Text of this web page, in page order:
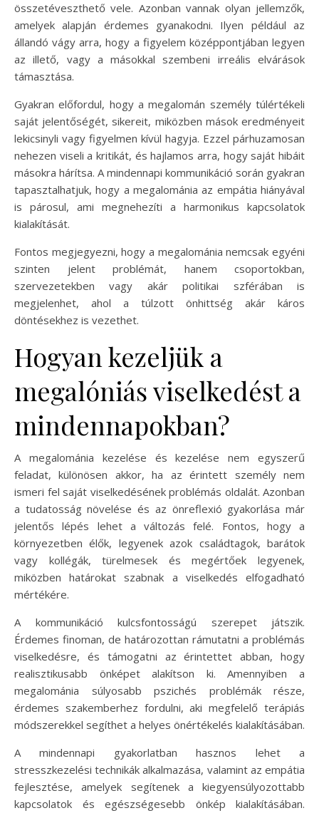
összetéveszthető vele. Azonban vannak olyan jellemzők,
amelyek alapján érdemes gyanakodni. Ilyen például az
állandó vágy arra, hogy a figyelem középpontjában legyen
az illető, vagy a másokkal szembeni irreális elvárások
támasztása.
Gyakran előfordul, hogy a megalomán személy túlértékeli
saját jelentőségét, sikereit, miközben mások eredményeit
lekicsinyli vagy figyelmen kívül hagyja. Ezzel párhuzamosan
nehezen viseli a kritikát, és hajlamos arra, hogy saját hibáit
másokra hárítsa. A mindennapi kommunikáció során gyakran
tapasztalhatjuk, hogy a megalománia az empátia hiányával
is párosul, ami megnehezíti a harmonikus kapcsolatok
kialakítását.
Fontos megjegyezni, hogy a megalománia nemcsak egyéni
szinten jelent problémát, hanem csoportokban,
szervezetekben vagy akár politikai szférában is
megjelenhet, ahol a túlzott önhittség akár káros
döntésekhez is vezethet.
Hogyan kezeljük a
megalóniás viselkedést a
mindennapokban?
A megalománia kezelése és kezelése nem egyszerű
feladat, különösen akkor, ha az érintett személy nem
ismeri fel saját viselkedésének problémás oldalát. Azonban
a tudatosság növelése és az önreflexió gyakorlása már
jelentős lépés lehet a változás felé. Fontos, hogy a
környezetben élők, legyenek azok családtagok, barátok
vagy kollégák, türelmesek és megértőek legyenek,
miközben határokat szabnak a viselkedés elfogadható
mértékére.
A kommunikáció kulcsfontosságú szerepet játszik.
Érdemes finoman, de határozottan rámutatni a problémás
viselkedésre, és támogatni az érintettet abban, hogy
realisztikusabb önképet alakítson ki. Amennyiben a
megalománia súlyosabb pszichés problémák része,
érdemes szakemberhez fordulni, aki megfelelő terápiás
módszerekkel segíthet a helyes önértékelés kialakításában.
A mindennapi gyakorlatban hasznos lehet a
stresszkezelési technikák alkalmazása, valamint az empátia
fejlesztése, amelyek segítenek a kiegyensúlyozottabb
kapcsolatok és egészségesebb önkép kialakításában.